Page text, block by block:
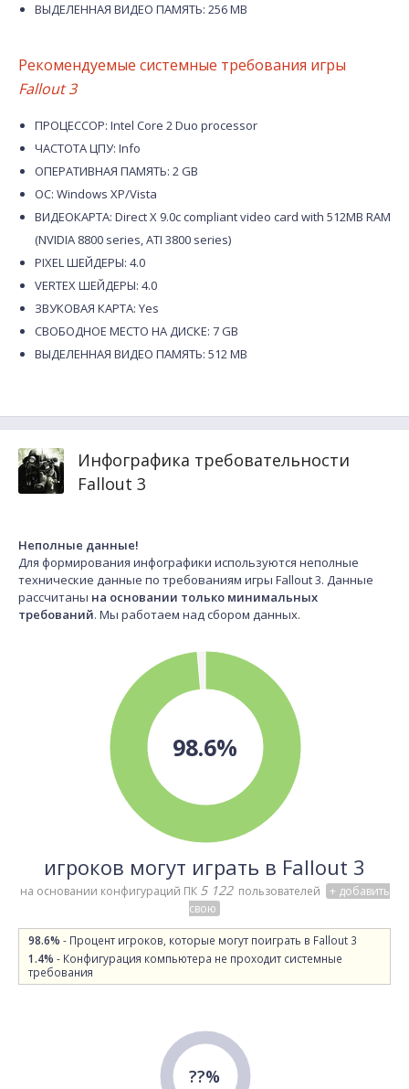
ВЫДЕЛЕННАЯ ВИДЕО ПАМЯТЬ: 256 MB
Рекомендуемые системные требования игры
Fallout 3
ПРОЦЕССОР: Intel Core 2 Duo processor
ЧАСТОТА ЦПУ: Info
ОПЕРАТИВНАЯ ПАМЯТЬ: 2 GB
ОС: Windows XP/Vista
ВИДЕОКАРТА: Direct X 9.0c compliant video card with 512MB RAM
(NVIDIA 8800 series, ATI 3800 series)
PIXEL ШЕЙДЕРЫ: 4.0
VERTEX ШЕЙДЕРЫ: 4.0
ЗВУКОВАЯ КАРТА: Yes
СВОБОДНОЕ МЕСТО НА ДИСКЕ: 7 GB
ВЫДЕЛЕННАЯ ВИДЕО ПАМЯТЬ: 512 MB
Инфографика требовательности
Fallout 3
Неполные данные!
Для формирования инфографики используются неполные
технические данные по требованиям игры Fallout 3. Данные
рассчитаны на основании только минимальных
требований. Мы работаем над сбором данных.
98.6%
игроков могут играть в Fallout 3
на основании конфигураций ПК 5 122 пользователей
+ добавить
свою
98.6% - Процент игроков, которые могут поиграть в Fallout 3
1.4% - Конфигурация компьютера не проходит системные
требования
??%